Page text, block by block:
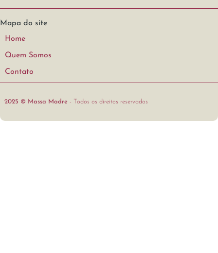
Mapa do site
Home
Quem Somos
Contato
2025 © Massa Madre - Todos os direitos reservados